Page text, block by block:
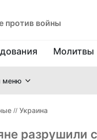
против войны
Молитвы
меню
// Украина
разрушили